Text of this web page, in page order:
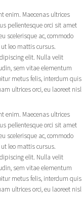
enim. Maecenas ultrices
pellentesque orci sit amet
scelerisque ac, commodo
leo mattis cursus.
elit. Nulla velit
sem vitae elementum
metus felis, interdum quis
ultrices orci, eu laoreet nisl
enim. Maecenas ultrices
pellentesque orci sit amet
scelerisque ac, commodo
leo mattis cursus.
elit. Nulla velit
sem vitae elementum
metus felis, interdum quis
ultrices orci, eu laoreet nisl